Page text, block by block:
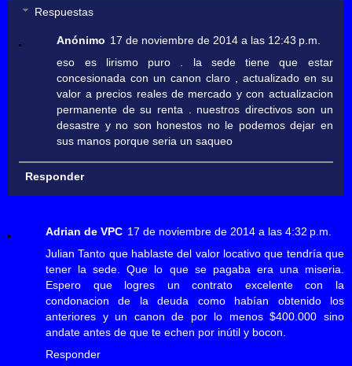
Respuestas
Anónimo 17 de noviembre de 2014 a las 12:43 p.m.
eso es lirismo puro . la sede tiene que estar
concesionada con un canon claro , actualizado en su
valor a precios reales de mercado y con actualizacion
permanente de su renta . nuestros directivos son un
desastre y no son honestos no le podemos dejar en
sus manos porque seria un saqueo
Responder
Adrian de VPC 17 de noviembre de 2014 a las 4:32 p.m.
Julian Tanto que hablaste del valor locativo que tendría que
tener la sede. Que lo que se pagaba era una miseria.
Espero que logres un contrato excelente con la
condonacion de la deuda como habían obtenido los
anteriores y un canon de por lo menos $400.000 sino
andate antes de que te echen por inútil y bocon.
Responder